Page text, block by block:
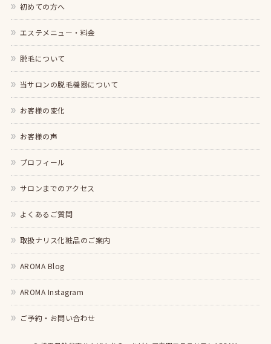
初めての方へ
エステメニュー・料金
脱毛について
当サロンの脱毛機器について
お客様の変化
お客様の声
プロフィール
サロンまでのアクセス
よくあるご質問
取扱ナリス化粧品のご案内
AROMA Blog
AROMA Instagram
ご予約・お問い合わせ